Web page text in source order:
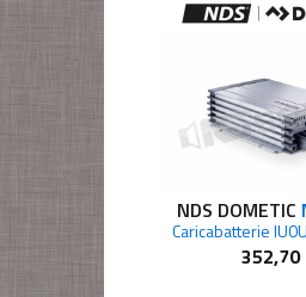
NDS DOMETIC
Caricabatterie
352,70